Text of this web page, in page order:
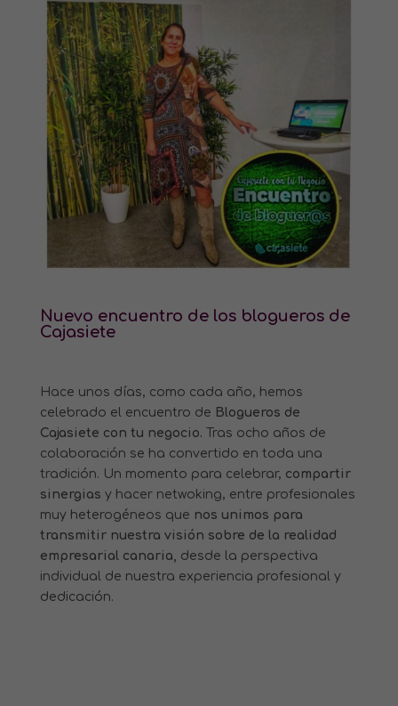
Nuevo encuentro de los blogueros de
Cajasiete
Hace unos días, como cada año, hemos
celebrado el encuentro de Blogueros de
Cajasiete con tu negocio. Tras ocho años de
colaboración se ha convertido en toda una
tradición. Un momento para celebrar, compartir
sinergias y hacer netwoking, entre profesionales
muy heterogéneos que nos unimos para
transmitir nuestra visión sobre de la realidad
empresarial canaria, desde la perspectiva
individual de nuestra experiencia profesional y
dedicación.